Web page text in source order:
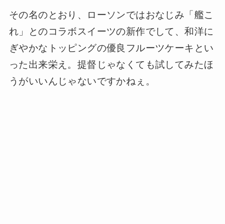
その名のとおり、ローソンではおなじみ「艦こ
れ」とのコラボスイーツの新作でして、和洋に
ぎやかなトッピングの優良フルーツケーキとい
った出来栄え。提督じゃなくても試してみたほ
うがいいんじゃないですかねぇ。